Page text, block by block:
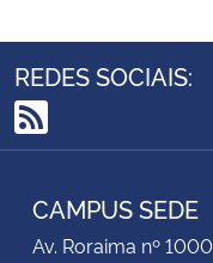
REDES SOCIAIS:
RSS
CAMPUS SEDE
Av. Roraima nº 1000